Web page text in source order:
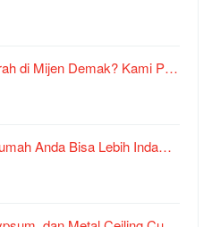
di Mijen Demak? Kami P…
Anda Bisa Lebih Inda…